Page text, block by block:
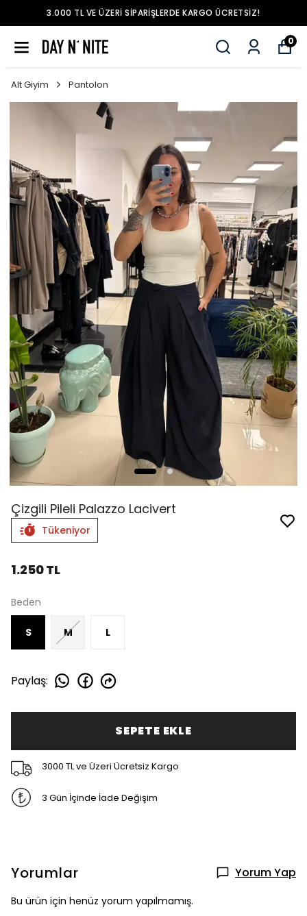
3.000 TL VE ÜZERI SIPARIŞLERDE KARGO ÜCRETSIZ!
0
Alt Giyim Pantolon
Çizgili Pileli Palazzo Lacivert
Tükeniyor
1.250 TL
Beden
S M L
Paylaş:
SEPETE EKLE
3000 TL ve Üzeri Ücretsiz Kargo
3 Gün İçinde İade Değişim
Yorumlar Yorum Yap
Bu ürün için henüz yorum yapılmamış.